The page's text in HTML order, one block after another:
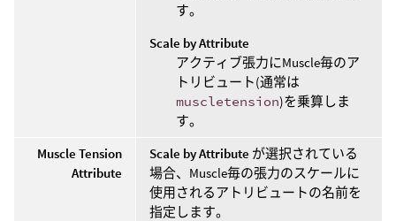
す。
Scale by Attribute
アクティブ張力にMuscle毎のア
トリビュート(通常は
muscletension)を乗算しま
す。
Muscle Tension
Attribute
Scale by Attribute が選択されている
場合、Muscle毎の張力のスケールに
使用されるアトリビュートの名前を
指定します。